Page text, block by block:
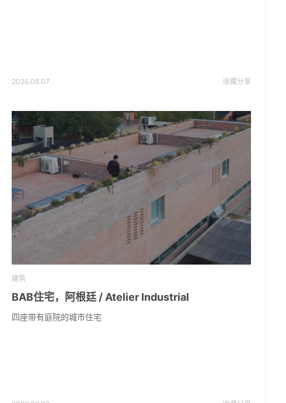
2026.08.07 收藏分享
建筑
BAB住宅，阿根廷 / Atelier Industrial
四座带有庭院的城市住宅